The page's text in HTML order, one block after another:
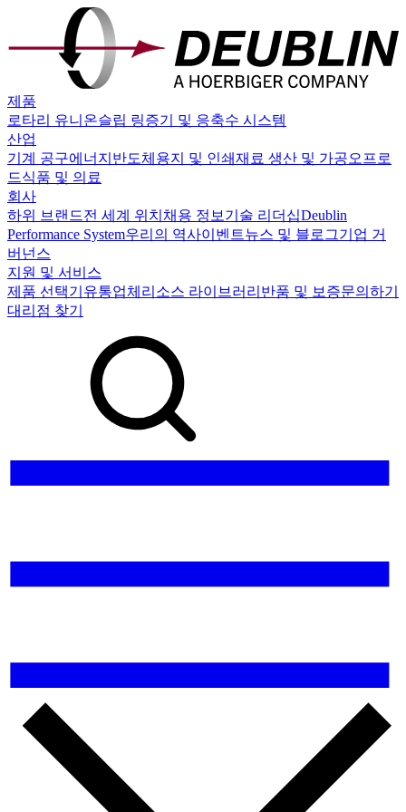
제품
로타리 유니온슬립 링증기 및 응축수 시스템
산업
기계 공구에너지 반도체 용지 및 인쇄재료 생산 및 가공오프로
드식품 및 의료
회사
하위 브랜드전 세계 위치 채용 정보 기술 리더십Deublin
Performance System우리의 역사이벤트뉴스 및 블로그기업 거
버넌스
지원 및 서비스
제품 선택기 유통업체 리소스 라이브러리 반품 및 보증문의하기
대리점 찾기